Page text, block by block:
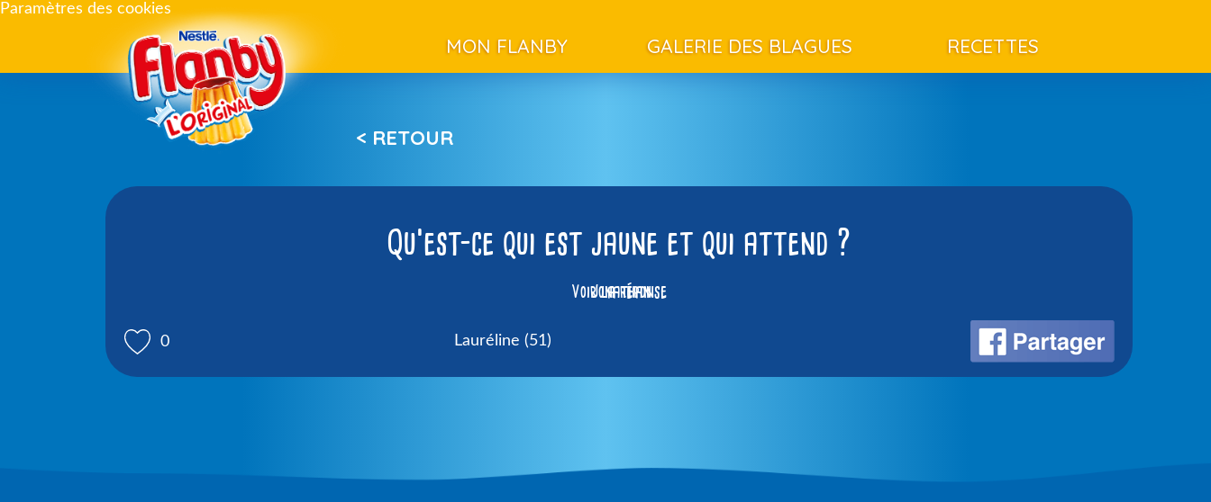
Paramètres des cookies
MON FLANBY GALERIE DES BLAGUES RECETTES
< RETOUR
Qu’est-ce qui est jaune et qui attend ?
Voir la réponse
Jonathan
0 Lauréline (51)